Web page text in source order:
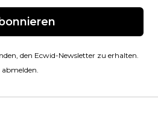
den Ecwid-Newsletter zu erhalten.